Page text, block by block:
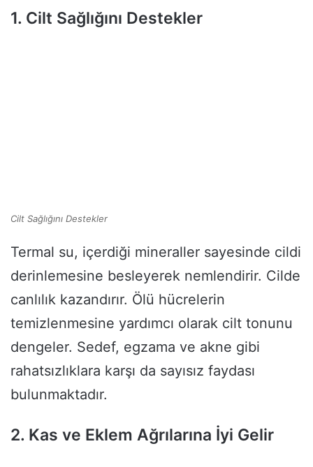
1. Cilt Sağlığını Destekler
Cilt Sağlığını Destekler
Termal su, içerdiği mineraller sayesinde cildi
derinlemesine besleyerek nemlendirir. Cilde
canlılık kazandırır. Ölü hücrelerin
temizlenmesine yardımcı olarak cilt tonunu
dengeler. Sedef, egzama ve akne gibi
rahatsızlıklara karşı da sayısız faydası
bulunmaktadır.
2. Kas ve Eklem Ağrılarına İyi Gelir